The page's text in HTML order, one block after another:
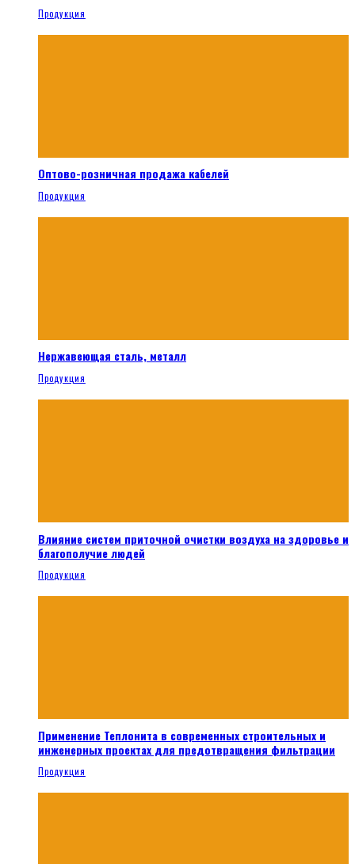
Продукция
Оптово-розничная продажа кабелей
Продукция
Нержавеющая сталь, металл
Продукция
Влияние систем приточной очистки воздуха на здоровье и
благополучие людей
Продукция
Применение Теплонита в современных строительных и
инженерных проектах для предотвращения фильтрации
Продукция